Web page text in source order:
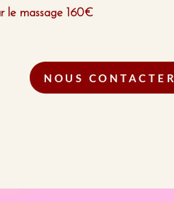
le massage 160€
NOUS CONTACTER